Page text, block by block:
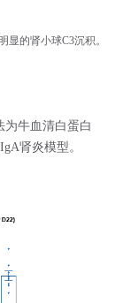
显的肾小球C3沉积。
为牛血清白蛋白
肾炎模型。